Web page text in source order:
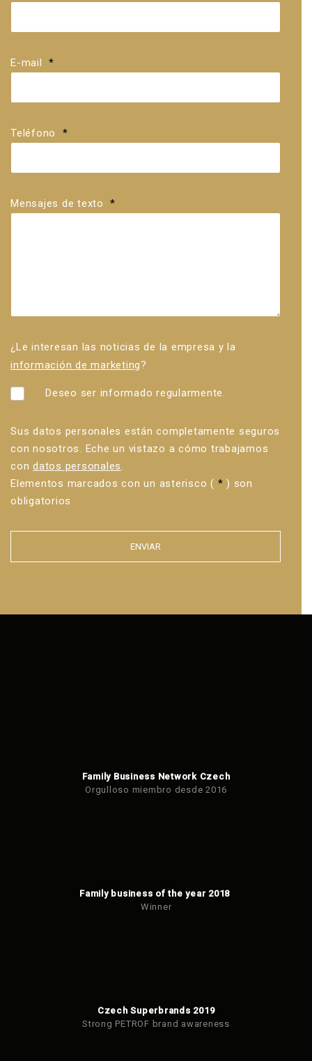
E-mail *
Teléfono *
Mensajes de texto *
¿Le interesan las noticias de la empresa y la
información de marketing?
Deseo ser informado regularmente.
Sus datos personales están completamente seguros
con nosotros. Eche un vistazo a cómo trabajamos
con datos personales.
Elementos marcados con un asterisco ( * ) son
obligatorios
ENVIAR
Family Business Network Czech
Orgulloso miembro desde 2016
Family business of the year 2018
Winner
Czech Superbrands 2019
Strong PETROF brand awareness